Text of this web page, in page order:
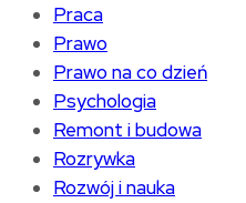
Praca
Prawo
Prawo na co dzień
Psychologia
Remont i budowa
Rozrywka
Rozwój i nauka